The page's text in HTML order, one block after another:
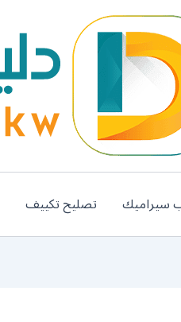
سيراميك تصليح تكييف